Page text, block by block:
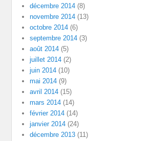
décembre 2014 (8)
novembre 2014 (13)
octobre 2014 (6)
septembre 2014 (3)
août 2014 (5)
juillet 2014 (2)
juin 2014 (10)
mai 2014 (9)
avril 2014 (15)
mars 2014 (14)
février 2014 (14)
janvier 2014 (24)
décembre 2013 (11)